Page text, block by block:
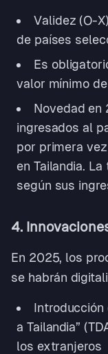
Validez (O-
de países
Es
valor mínimo
Novedad en
ingresados al
por primera
en Tailandia.
según sus
4.
En 2025, los
se habrán
Introducción
a Tailandia”
los extranjeros